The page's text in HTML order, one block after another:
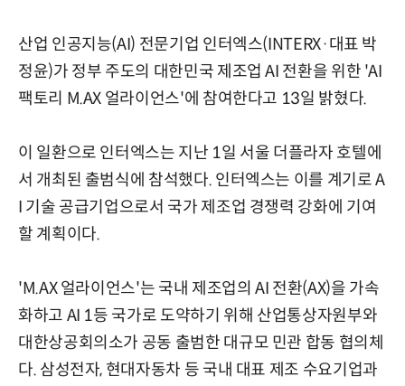
산업 인공지능(AI) 전문기업 인터엑스(INTERX·대표 박
정윤)가 정부 주도의 대한민국 제조업 AI 전환을 위한 'AI
팩토리 M.AX 얼라이언스'에 참여한다고 13일 밝혔다.
이 일환으로 인터엑스는 지난 1일 서울 더플라자 호텔에
서 개최된 출범식에 참석했다. 인터엑스는 이를 계기로 A
I 기술 공급기업으로서 국가 제조업 경쟁력 강화에 기여
할 계획이다.
'M.AX 얼라이언스'는 국내 제조업의 AI 전환(AX)을 가속
화하고 AI 1등 국가로 도약하기 위해 산업통상자원부와
대한상공회의소가 공동 출범한 대규모 민관 합동 협의체
다. 삼성전자, 현대자동차 등 국내 대표 제조 수요기업과